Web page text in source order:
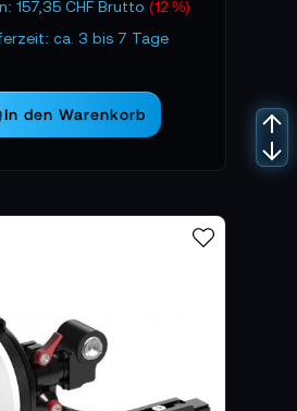
157,35 CHF Brutto(12 %)
ca. 3 bis 7 Tage
In den Warenkorb